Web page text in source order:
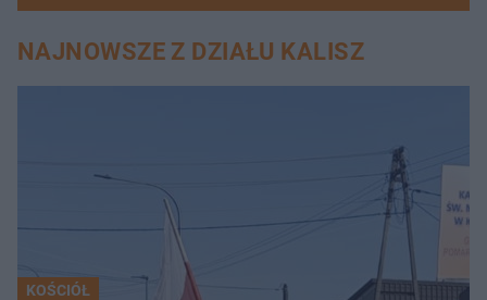
NAJNOWSZE Z DZIAŁU KALISZ
KOŚCIÓŁ